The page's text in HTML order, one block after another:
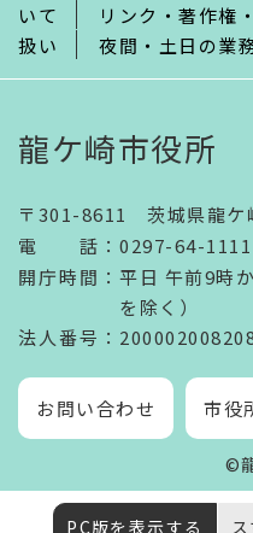
いて
リンク・著作権
扱い
夜間・土日の業
龍ケ崎市役所
〒301-8611 茨城県龍ケ
電話 ： 0297-64-1111
開庁時間 ： 平日 午前9時
を除く）
法人番号 ：
お問い合わせ 市役
©
PC版を表示する